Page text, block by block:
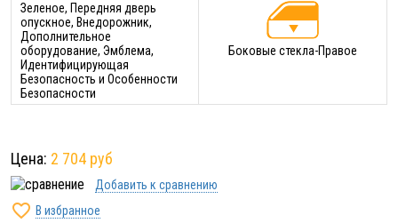
Зеленое, Передняя дверь
опускное, Внедорожник,
Дополнительное
оборудование, Эмблема,
Идентифицирующая
Безопасность и Особенности
Безопасности
Боковые стекла-Правое
Цена: 2 704 руб
Добавить к сравнению
 В избранное